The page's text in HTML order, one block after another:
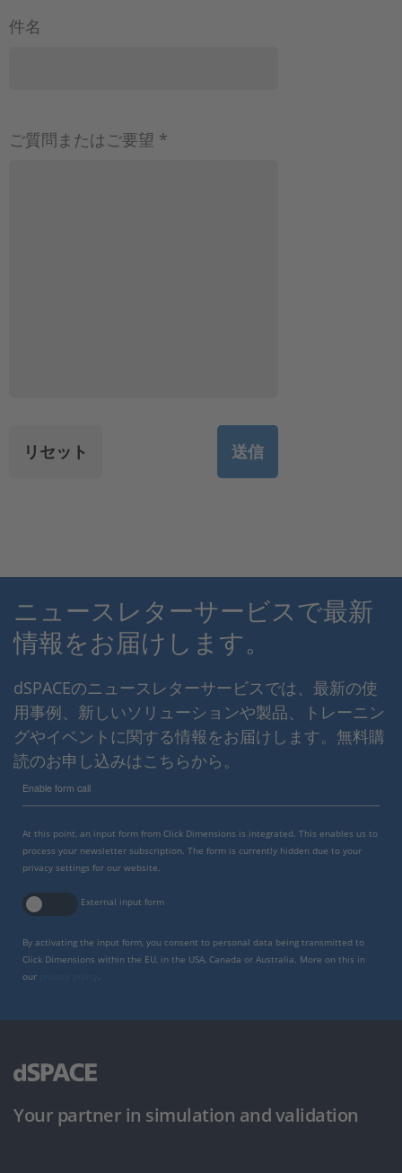
件名
ご質問またはご要望 *
ニュースレターサービスで最新
情報をお届けします。
dSPACEのニュースレターサービスでは、最新の使
用事例、新しいソリューションや製品、トレーニン
グやイベントに関する情報をお届けします。無料購
読のお申し込みはこちらから。
Enable form call
At this point, an input form from Click Dimensions is integrated. This enables us to
process your newsletter subscription. The form is currently hidden due to your
privacy settings for our website.
External input form
By activating the input form, you consent to personal data being transmitted to
Click Dimensions within the EU, in the USA, Canada or Australia. More on this in
our
.
Your partner in simulation and validation